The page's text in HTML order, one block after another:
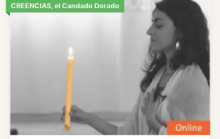
CREENCIAS, el Candado Dorado